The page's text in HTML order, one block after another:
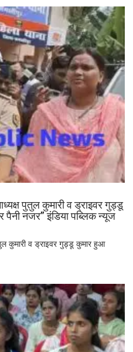
पुतुल कुमारी व ड्राइवर गुड्डू
पैनी नजर” इंडिया पब्लिक न्यूज
कुमारी व ड्राइवर गुड्डू कुमार हुआ